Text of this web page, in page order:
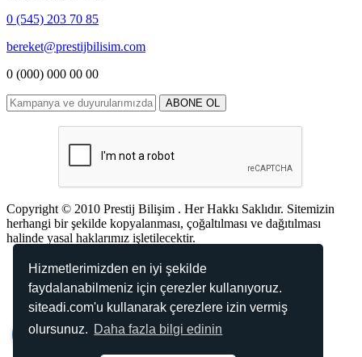
Hizmetlerimizden en iyi şekilde
faydalanabilmeniz için çerezler kullanıyoruz.
siteadi.com'u kullanarak çerezlere izin vermiş
olursunuz. Daha fazla bilgi edinin
0 (545) 203 70 85
bereket@prestijbilisim.com
0 (000) 000 00 00
Copyright © 2010 Prestij Bilişim . Her Hakkı Saklıdır. Sitemizin
herhangi bir şekilde kopyalanması, çoğaltılması ve dağıtılması
halinde yasal haklarımız işletilecektir.
TR EN
AR
Kabul Ettiğimiz Ödemeler